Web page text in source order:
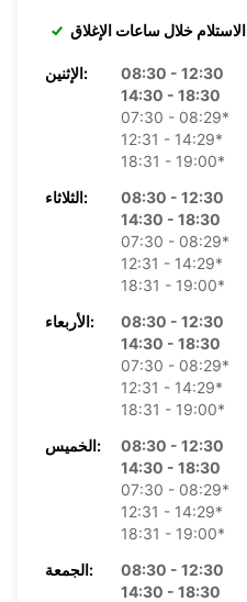
الاستلام خلال ساعات الإغلاق
الإثنين:
08:30 - 12:30
14:30 - 18:30
07:30 - 08:29*
12:31 - 14:29*
18:31 - 19:00*
الثلاثاء:
08:30 - 12:30
14:30 - 18:30
07:30 - 08:29*
12:31 - 14:29*
18:31 - 19:00*
الأربعاء:
08:30 - 12:30
14:30 - 18:30
07:30 - 08:29*
12:31 - 14:29*
18:31 - 19:00*
الخميس:
08:30 - 12:30
14:30 - 18:30
07:30 - 08:29*
12:31 - 14:29*
18:31 - 19:00*
الجمعة:
08:30 - 12:30
14:30 - 18:30